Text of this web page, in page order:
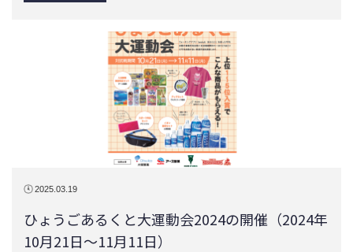
ひょうごあるくと大運動会2024の開催（2024年
10月21日～11月11日）
日本生命保険相互会社との公民連携の取組として、県内
で働く方々の健康増進を促進するため、事業…
兵庫県商工会議所連合会 兵庫県商工会連合会